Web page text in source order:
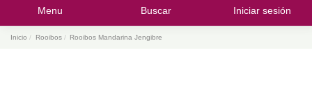
Menu Buscar Iniciar sesión
Inicio Rooibos Rooibos Mandarina Jengibre